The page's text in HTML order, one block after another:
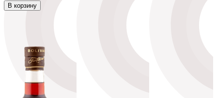
В корзину